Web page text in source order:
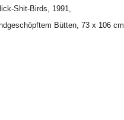
Shit-Birds, 1991,
Bütten, 73 x 106 cm